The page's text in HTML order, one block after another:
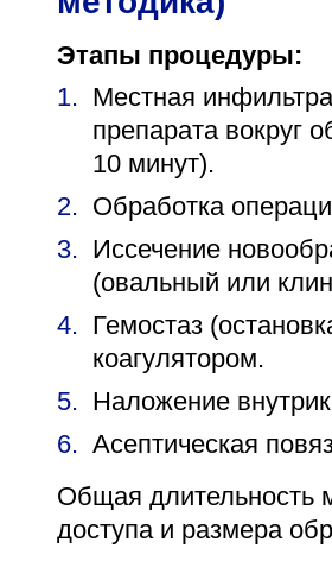
Этапы процедуры:
Местная
препарата вокруг
10 минут).
Обработка
Иссечение
(овальный или
Гемостаз
коагулятором.
Наложение
Асептическая
Общая длительность
доступа и размера